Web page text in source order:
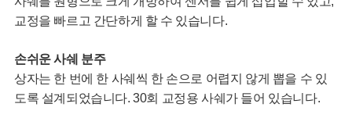
교정을 빠르고 간단하게 할 수 있습니다.
손쉬운 사쉐 분주
상자는 한 번에 한 사쉐씩 한 손으로 어렵지 않게 뽑을 수 있
도록 설계되었습니다. 30회 교정용 사쉐가 들어 있습니다.